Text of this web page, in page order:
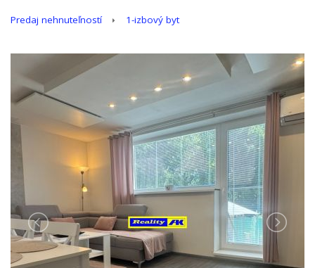
Predaj nehnuteľností 1-izbový byt